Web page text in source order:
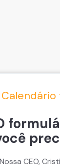
Calendário
Nossa CEO,